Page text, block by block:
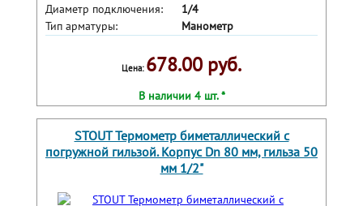
Диаметр подключения:
1/4
Тип арматуры:
Манометр
Цена: 678.00 руб.
В наличии 4 шт. *
STOUT Термометр биметаллический с
погружной гильзой. Корпус Dn 80 мм, гильза 50
мм 1/2"